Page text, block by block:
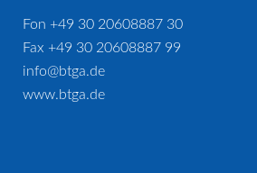
Fon +49 30 20608887 30
Fax +49 30 20608887 99
info@btga.de
www.btga.de